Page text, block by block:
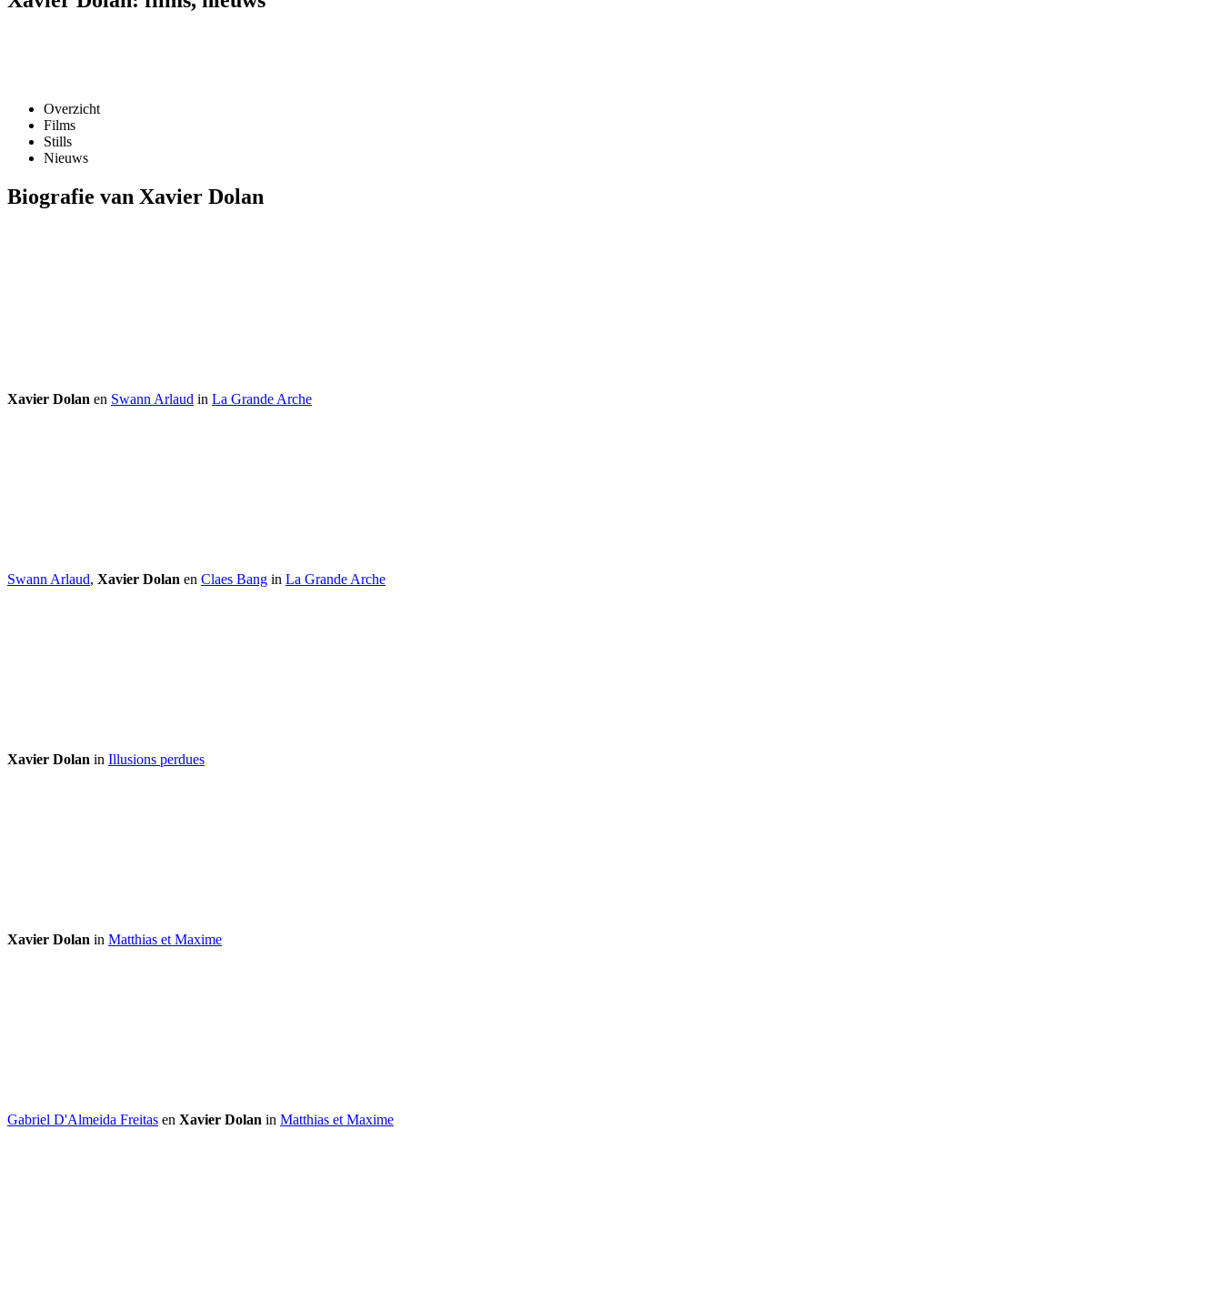
Overzicht
Films
Stills
Nieuws
Biografie van Xavier Dolan
Xavier Dolan en Swann Arlaud in La Grande Arche
Swann Arlaud, Xavier Dolan en Claes Bang in La Grande Arche
Xavier Dolan in Illusions perdues
Xavier Dolan in Matthias et Maxime
Gabriel D'Almeida Freitas en Xavier Dolan in Matthias et Maxime